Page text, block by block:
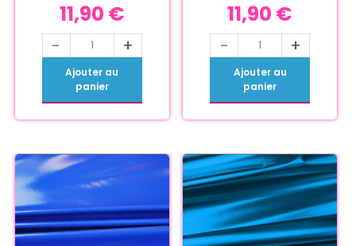
11,90 €
- +
Ajouter au
panier
11,90 €
- +
Ajouter au
panier